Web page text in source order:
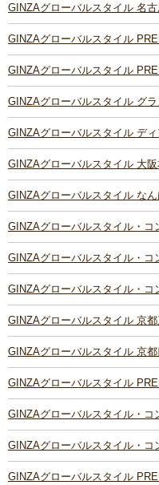
GINZAグローバルスタイル 名
GINZAグローバルスタイル
GINZAグローバルスタイル
GINZAグローバルスタイル グ
GINZAグローバルスタイル デ
GINZAグローバルスタイル 大
GINZAグローバルスタイル な
GINZAグローバルスタイル・コ
GINZAグローバルスタイル・
GINZAグローバルスタイル・
GINZAグローバルスタイル 京
GINZAグローバルスタイル 京
GINZAグローバルスタイル
GINZAグローバルスタイル・
GINZAグローバルスタイル・
GINZAグローバルスタイル